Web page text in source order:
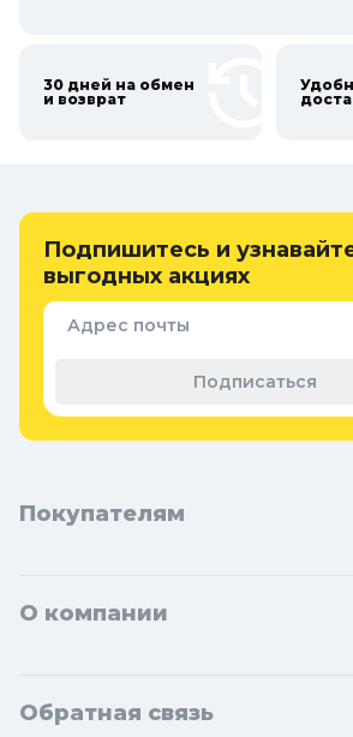
для биде, писсуара и специальные
в Колорлон и обеспечьте бесперебойную
Интернет-магазин Колорлон предлагает
арматуры для биде, писсуара и
выгодным ценам для жителей Москвы и
области: Балашиха, Подольск, Химки,
Люберцы, Красногорск, Одинцово,
Реутов, Жуковский, Пушкино, Орехово-
Посад, Видное, Воскресенск, Чехов, Клин,
Дубна, Егорьевск, Наро-Фоминск, Дмитров,
области: Бердск, Искитим, Кольцово.
30 дней на обмен
и возврат
Подпишитесь и
выгодных акциях
Адрес почты
Подписаться
Покупателям
О компании
Обратная связь